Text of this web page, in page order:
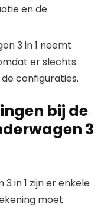
en de
3 in 1 neemt
er slechts
configuraties.
bij de
3
in 1 zijn er enkele
moet